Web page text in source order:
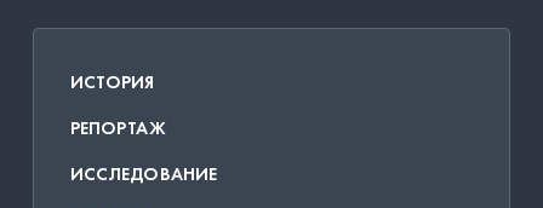
ИСТОРИЯ
РЕПОРТАЖ
ИССЛЕДОВАНИЕ